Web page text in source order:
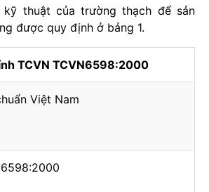
kỹ thuật của trường thạch để sản
được quy định ở bảng 1.
TCVN TCVN6598:2000
Việt Nam